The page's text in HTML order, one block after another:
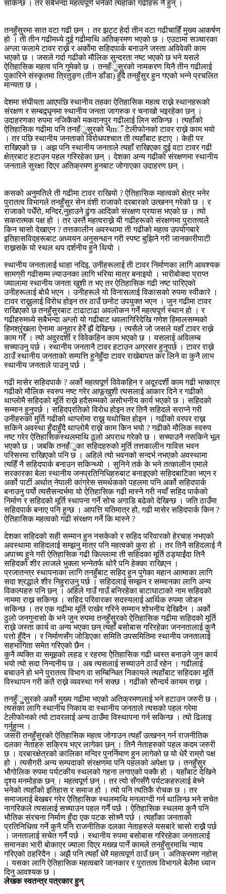
सकिन्छ । तर सबैभन्दा महत्वपूर्ण भनेको त्यहाँका गढीहरू नै हुन् ।
तनहुँसुरमा सात वटा गढी छन् । तर झट्ट हेर्दा तीन वटा गढीचाहिँ मुख्य आकर्षण
हो । ती तीन गढीमध्ये दुई गढीमाथि अतिक्रमण भएको छ । एउटामा सञ्चारका
अग्ला फलामे टावर राख्ने र अर्कोमा सहिदपार्क बनाउने जस्ता अविवेकी काम
भएको छ । जसले गर्दा गढीको मौलिक सुन्दरता नष्ट भएको छ भने यसले
ऐतिहासिक महत्व पनि गुमेको छ । तनहँुसुरको नामकरण यिनै तीन गढीलाई
पुकारिने संस्कृतमा त्रितुङ्ग (तीन डाँडा) हुँदै तनहुँसुर हुन गएको भन्ने प्रचलित
मान्यता छ ।
देशमा संघीयता आएपछि स्थानीय तहका ऐतिहासिक महत्व राख्ने स्थानहरूको
संरक्षण र सम्बद्र्धृनमा स्थानीय जनता जागरुक र चनाखो भइरहेका छन् ।
उदाहरणका रुपमा नजिकैको मकवानपुर गढीलाई लिन सकिन्छ । त्यहाँको
ऐतिहासिक गढीमा पनि तनहँुसुरको भैmँ टेलीफोनको टावर राख्ने काम भयो
। तर पछि स्थानीय जनताको विरोधपश्चात ती त्यहाँबाट हटाए । केही पर
राखिएको छ । अझ पनि स्थानीय जनताले त्यहाँ राखिएका दुई वटा टावर गढी
क्षेत्रबाट हटाउन पहल गरिरहेका छन् । देशका अन्य गढीको संरक्षणमा स्थानीय
जनताले सुरक्षा दिएर अतिक्रमण हुनबाट जोगाएका उदाहरण छन् ।
कसको अनुमतिले ती गढीमा टावर राखियो ? ऐतिहासिक महत्वको क्षेत्र भनेर
पुरातत्व विभागले तनहुँसुर सेन वंशी राजाको दरबारको उत्खनन् गरेको छ । र
राजाको पधेँरो, मन्दिर,नुहाउने ढुंगा आदिको संरक्षण प्रयास भएको छ । त्यो
सकरात्मक पक्ष हो । तर उस्तै महत्वराख्ने यी गढीहरूको संरक्षणमा पुरातत्वले
किन चासो देखाएन ? तत्तकालीन अवस्थामा ती गढीको महत्व उपयोगबारे
इतिहासविद्हरूबाट अध्ययन अनुसन्धान गरी स्पष्ट बुझिने गरी जानकारीपाटी
राख्नसके यो स्थल थप दर्शनीय हुने थियो ।
स्थानीय जनतालाई थाहा नदिइ, उनीहरूलाई ती टावर निर्माणका लागि आवश्यक
सामग्री गढीसम्म ल्याउनका लागि भरिया मात्र बनाइयो । भारीबोक्दा प्राप्त
ज्यालामा स्थानीय जनता खुशी त भए तर ऐतिहासिक गढी नष्ट पारिएको
उनीहरूलाई बोधै भएन । उनीहरूले यो विनासलाई विकासको रुपमा स्वीकारे ।
टावर राख्नुलाई विरोध होइन तर ठाउँ छनोट उपयुक्त भएन । जुन गढीमा टावर
राखिएको छ तनहुँसुरबाट टाढाटाढा अवलोकन गर्ने महत्वपूर्ण स्थान हो । र
गढीहरुमध्ये सबैभन्दा अग्लो यो गढीबाट धवलागिरिदेखि गणेश हिमालसम्मको
हिमश्रृंखला ऐनामा अनुहार हेरेँ झैं देखिन्छ । त्यसैले जो जसले यहाँ टावर राख्ने
काम गरेँ । त्यो अदुरदर्शी र विवेकहिन काम भएको छ । यसलाई अविलम्ब
सच्याउनु पर्छ । स्थानीय जनतानै टावर हटाउन अग्रसर हुनुपर्छ । टावर राख्ने
ठाउँ स्थानीय जनताको सम्पत्ति हुनेहुँदा टावर राखेबापत कर लिने वा कुनै लाभ
स्थानीय जनताले पाउनु पर्छ ।
गढी मासेर सहिदपार्क ? अर्को महत्वपूर्ण विवेकहिन र अदूरदर्शी काम गढी भत्काएर
गढीको मौलिक स्वरुप नष्ट गरेर आफूखुशी त्यसलाई आकार दिने र गढीको
थाप्लोमै सहिदको मूर्ति राख्ने हदैसम्मको असोभनीय कार्य भएको छ । सहिदको
सम्मान हुनुपर्छ । सहिदप्रतिको विरोध होइन तर तिनै सहिदले सराप्ने गरी
उनीहरुको मुर्ति गढीको थाप्लोमा राख्नु यथोचित होइन । गढीको वरपर राख्न
सकिने अवस्था हुँदाहुँदै थाप्लोमै राख्ने काम किन भयो ? गढीको मौलिक स्वरुप
नष्ट गरेर ऐतिहासिकस्थलमाथि ठूलो अपराध गरेको छ । सच्याउनै नसकिने भूल
भएको छ । जबकि तनहँुका सहिदहरुको मुर्ति तत्तकालीन गाविस भवन
परिसरमा राखिएको पनि छ । अहिले त्यो भवनको सन्दर्भ नभएको अवस्थामा
त्यहिँ नै सहिदपार्क बनाउन सकिन्थ्यो । सुनिने तर्क के भने तत्कालीन एमाले
सरकारका बेला स्थानीय जनप्रतिनिधिहरुबाट बनाइएको सहिदबाटिका भएन र
अर्को पार्टी अर्थात् नेपाली कांग्रेस समर्थकको पहलमा पनि अर्को सहिदपार्क
बनाउनु पर्यो त्यसैसन्दर्भमा यो ऐतिहासिक गढी मास्ने गरी नयाँ सहिद पार्कको
निर्माण र सहिदको मूर्ति स्थापना गर्ने सोच अगाडि बढेको देखिन्छ । जति ठाउँमा
सहिदपार्क बनाए पनि हुन्छ । आपत्ति यतिमात्र हो, गढी मासेर सहिदपार्क किन ?
ऐतिहासिक महत्वको गढी संरक्षण गर्ने कि मास्ने ?
देशका सहिदको सही सम्मान हुन नसकेको र सहिद परिवारको हेरचाह नभएको
अवस्थामा सहिदलाई सम्झनु मात्र पनि महत्वको कुरा हो । तर तिनै सहिदलाई नै
अपाच्य हुने गरी ऐतिहासिक गढी किल्लामा ती सहिदका मूर्ति ठड्याईंदा तिनै
सहिदको शीर लाजले भुक्ला भन्नेतर्फ थोरै पनि हेक्का राखिएन ।
प्रजातन्त्र स्थापनाका लागि तनहुँबाट सहिद हुन पुगेका महान आत्माका लागि
सदा श्रद्धाले शीर निहुराउनु पर्छ । सहिदलाई सम्झन र सम्मानका लागि अन्य
विकल्पहरु पनि छन् । अहिले गाउँ गाउँ बनिरहेका बाटाघाटाको नाम सहिदको
नाममा राख्न सकिन्छ । सहिद परिवारका सदस्यलाई आर्थिक रुपमा जोडन
सकिन्छ । तर एक गढीमा मूर्ति राखेर गरिने सम्मान शोभनीय देखिदैन । अर्को
ठुलो जनगुनासो के भने जुन रुपमा तनहुँसुरको ऐतिहासिक गढीमा सहिदको मूर्ति
राख्ने जस्ता कार्य वा अन्य भएका छन् त्यहाँ बसोबास गरिरहेका जननतालाई कुनै
पत्तो हुँदैन । र निर्माणसँग जोडिएका समिति उपसमितिमा स्थानीय जनतालाई
सहभागिता समेत गरिएको छैन ।
कुनै व्यक्ति वा समूहको लहड र रहरमा ऐेतिहासिक गढी ध्वस्त बनाउने जुन कार्य
भयो त्यो सदा निन्दनीय छ । अब त्यसलाई सच्याउने ठाउँ रहेन । गढीलाई
बचाउने हो भने पुरातत्व विभाग वा सम्बिन्धित निकायले त्यहाँबाट सहिदका मूर्ति
विस्थापन गरी कतै राख्ने व्यवस्था गर्न सक्छ । गढीको सौन्दर्य कायम राख्न ।
तनहुँुुसुरको अर्को मुख्य गढीमा भएको अतिक्रमणलाई भने हटाउन जरुरी छ ।
त्यसका लागि स्थानीय निकाय वा स्थानीय जनताले त्यसको पहल गरेमा
टेलीफोनको त्यो टावरलाई अन्य ठाउँमा विस्थापना गर्न सकिन्छ । त्यो ढिलाइ
गर्नुहुन्न ।
जसरी तनहुँसुरको ऐतिहासिक महत्व जोगाउन त्यहाँ उत्खनन् गर्न राजनीतिक
दलका नेताहरु सक्रिय भएर लागेका छन् । तिनै नेताहरुको पहल कदम जरुरी
छ । दरबारक्षेत्रको कालिका मन्दिर पुनर्निमाण हुन लागेको छ यो धेरै राम्रो पक्ष
हो । त्यसैगरी अन्य सम्पदाको संरक्षणमा पनि पहलको अपेक्षा छ । तनहुँसुर
भौगोलिक रुपमा पर्यटकीय स्थलको गहना लगाएको पक्कै हो । यहाँबाट देखिने
दृश्य मनमोहक छन् । महत्वपूर्ण छन् । तर त्यो सँगसँगै पर्यटकहरुलाई बेच्ने
भनेको त्यहाँको इतिहास र समाज हो । त्यो पनि त्यतिकै रोचक छ । तर
समाजलाई बेखबर गरेर ऐतिहासिक स्थलमाथि मनलाग्दी गर्न थालिन्छ भने सचेत
नागरिकले त्यसलाई सच्याउन पहल गर्नै पर्छ । ऐतिहासिक स्थलमा कुनै पनि
भौतिक संरचना निर्माण हुँदा एक पटक सोच्नै पर्छ । त्यहाँका जनताको
प्रतिनिधित्व गर्ने कुनै पनि राजनीतिक दलका नेताहरुले यसबारे चासो राख्नै पर्छ
। जनतालाई सचेत गर्नै पर्छ । स्थानीय रुपमा बसोबास गरिरहेका जनतालाई
समानका भारी बोकाएर ज्याला दिएर मख्ख पार्ने कामले तनहुँसुरमाथि न्याय
गरिएको ठहरिदैन । अझै पनि त्यहाँ धेरै महत्वपूर्ण ठाउँ छन् । अतिक्रमण नहोस्
। यसका लागि ऐतिहासिक महत्वबारे जानकार र पुरातत्व विभागले बेलैमा ध्यान
दिनु आवश्यक छ ।
लेखक स्वतन्त्र पत्रकार हुन्